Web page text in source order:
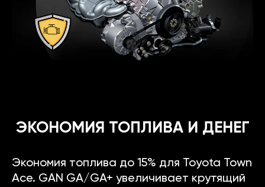
ЭКОНОМИЯ ТОПЛИВА И ДЕНЕГ
Экономия топлива до 15% для Toyota Town
Ace. GAN GA/GA+ увеличивает крутящий